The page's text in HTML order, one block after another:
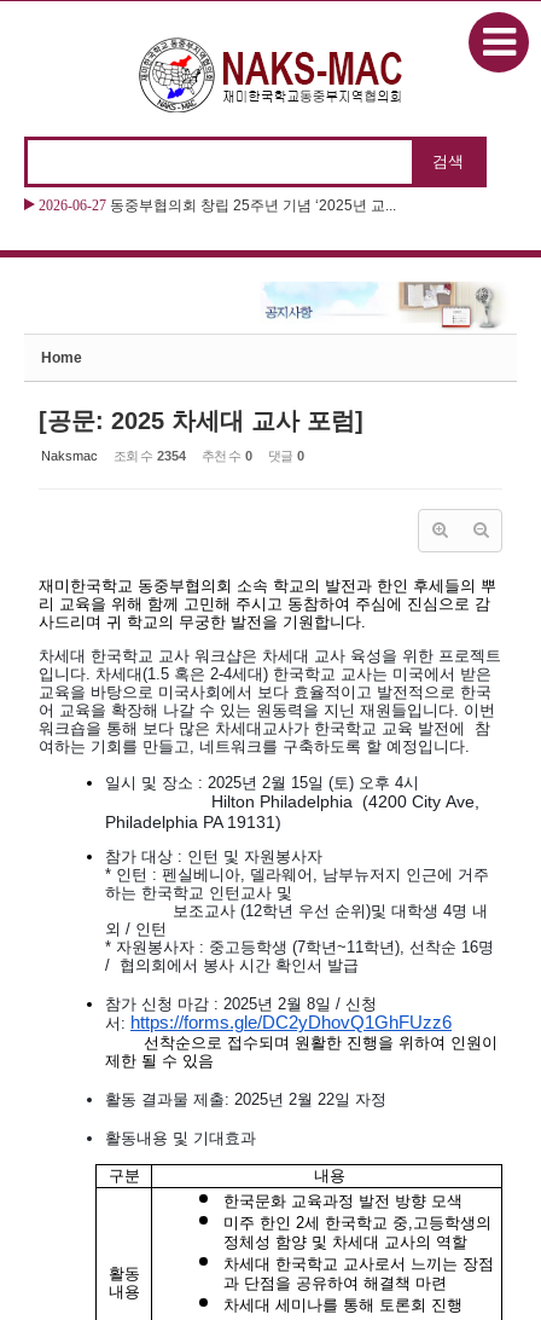
2026-06-27 2026 “제11회 동화구연대회 & 제22회 나...
Home
[공문: 2025 차세대 교사 포럼]
Naksmac 조회 수 2354 추천 수 0 댓글 0
재미한국학교 동중부협의회 소속 학교의 발전과 한인 후세들의 뿌
리 교육을 위해 함께 고민해 주시고 동참하여 주심에 진심으로 감
사드리며 귀 학교의 무궁한 발전을 기원합니다.
차세대 한국학교 교사 워크샵은 차세대 교사 육성을 위한 프로젝트
입니다. 차세대(1.5 혹은 2-4세대) 한국학교 교사는 미국에서 받은
교육을 바탕으로 미국사회에서 보다 효율적이고 발전적으로 한국
어 교육을 확장해 나갈 수 있는 원동력을 지닌 재원들입니다. 이번
워크숍을 통해 보다 많은 차세대교사가 한국학교 교육 발전에 참
여하는 기회를 만들고, 네트워크를 구축하도록 할 예정입니다.
일시 및 장소 : 2025년 2월 15일 (토) 오후 4시
Hilton Philadelphia (4200 City Ave,
Philadelphia PA 19131)
참가 대상 : 인턴 및 자원봉사자
* 인턴 : 펜실베니아, 델라웨어, 남부뉴저지 인근에 거주
하는 한국학교 인턴교사 및
보조교사 (12학년 우선 순위)및 대학생 4명 내
외 / 인턴
* 자원봉사자 : 중고등학생 (7학년~11학년), 선착순 16명
/ 협의회에서 봉사 시간 확인서 발급
참가 신청 마감 : 2025년 2월 8일 / 신청
서: https://forms.gle/DC2yDhovQ1GhFUzz6
선착순으로 접수되며 원활한 진행을 위하여 인원이
제한 될 수 있음
활동 결과물 제출: 2025년 2월 22일 자정
활동내용 및 기대효과
구분 내용
활동
내용
한국문화 교육과정 발전 방향 모색
미주 한인 2세 한국학교 중,고등학생의
정체성 함양 및 차세대 교사의 역할
차세대 한국학교 교사로서 느끼는 장점
과 단점을 공유하여 해결책 마련
차세대 세미나를 통해 토론회 진행
Sketchbook5, 스케치북5
Sketchbook5, 스케치북5